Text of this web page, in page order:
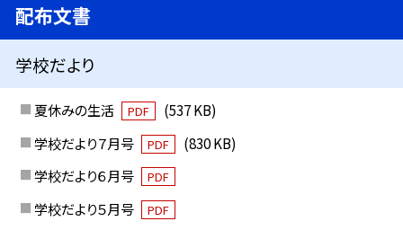
配布文書
学校だより
夏休みの生活 PDF
(537 KB)
学校だより７月号
PDF
(830 KB)
学校だより６月号
PDF
学校だより５月号 PDF